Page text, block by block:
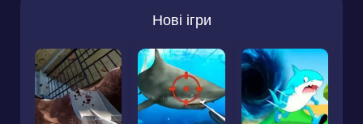
Нові ігри